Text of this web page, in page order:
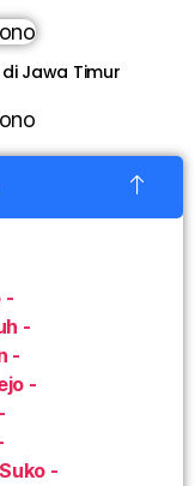
Jawa Timur
-
-
-
-
-